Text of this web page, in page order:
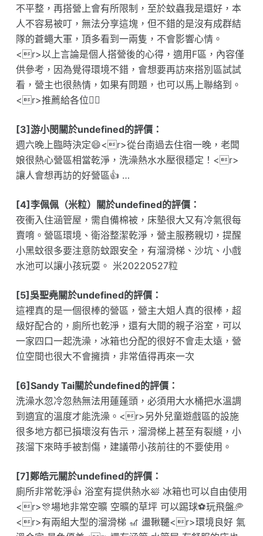
不平整，再搭營上會有所限制，至於蚊蟲我是還好，本
人不容易被叮，無法分享這塊，但不錯的是沒有成群結
隊的蒼蠅大軍，頂多看到一兩隻，不會影響心情。
<r>以上言論是個人搭營後的心得，適用F區，內容僅
供參考，因為覺得環境不錯，會想要再訪來搭別區試試
看，營主也很熱情，如果有問題，也可以馬上聯絡到。
<r>推薦給各位👍🏻
[3]游小閔關於undefined的評價：
週六晚上臨時決定😄<r>從台南過去住宿一晚，老闆
娘很熱心營區相當乾淨，洗澡熱水水壓很穩定！<r>
讓人會想再訪的好營區👍 …
[4]李佩佩（米粒）關於undefined的評價：
夜衝入住涵管屋，需自備棉被，床墊很大又有冷氣很每
賣唷。營區環境、衛浴整潔乾淨，營主服務親切，提醒
小黑蚊很多要注意防蚊跟安全，有溜滑梯、沙坑、小戲
水池可以讓小孩玩耍。 米20220527粒
[5]吳聖堯關於undefined的評價：
這裡真的是一個很棒的營區，營主大姐人真的很棒，超
級好配合的，廁所也乾淨，還有大間的親子浴室，可以
一家四口一起洗澡，冰箱也分配的很好不會走太遠，營
位空間也很大不會擁擠，非常值得再來一次
[6]Sandy Tai關於undefined的評價：
洗澡水忽冷忽熱無法用蓮蓬頭，必須用大水桶把水溫調
到適宜的溫度才能洗澡。<r>另外兒童遊戲區的設施
很多地方都已損壞沒有告示，溜滑梯上甚至有裂縫，小
孩溜下來時手被割傷，建議帶小孩前往的不要使用。
[7]鄭皓元關於undefined的評價：
廁所非常乾淨👍 浴室有提供熱水🛀 冰箱也可以自由使用
<r>🎊場地非常空曠 空曠的草坪 可以踢球⚽️玩飛盤🥏
<r>有兩組大型的溜滑梯 🎢 盪鞦韆<r>環境良好 氣